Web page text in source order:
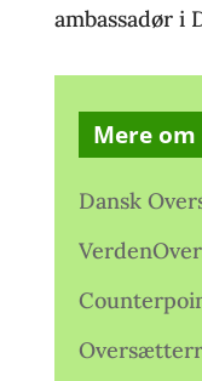
ambassadør i
Mere
Dansk